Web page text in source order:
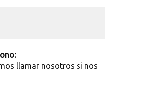
llamar nosotros si nos